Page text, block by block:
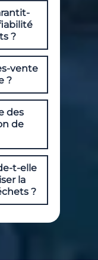
?
vente
?
des
de
t-elle
la
?